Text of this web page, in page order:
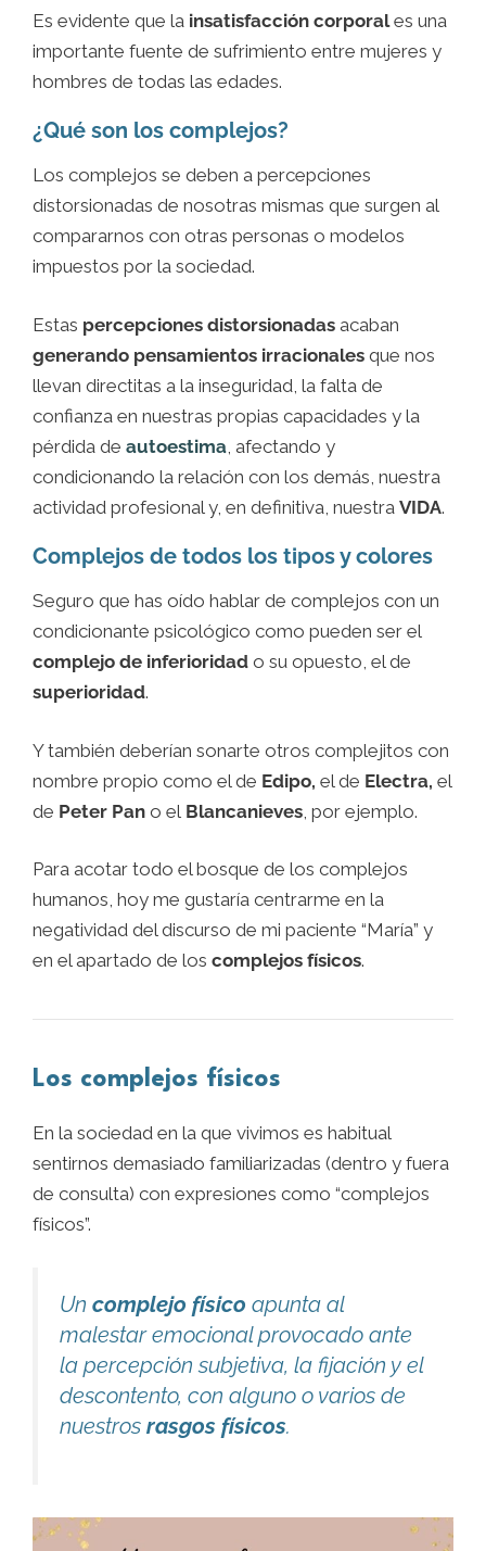
Es evidente que la insatisfacción corporales una
importante fuente de sufrimiento entre mujeres y
hombres de todas las edades.
¿Qué son los complejos?
Los complejos se deben a percepciones
distorsionadas de nosotras mismas que surgen al
compararnos con otras personas o modelos
impuestos por la sociedad.
Estas percepciones distorsionadas acaban
generando pensamientos irracionales que nos
llevan directitas a la inseguridad, la falta de
confianza en nuestras propias capacidades y la
pérdida de autoestima , afectando y
condicionando la relación con los demás, nuestra
actividad profesional y, en definitiva, nuestra VIDA.
Complejos de todos los tipos y colores
Seguro que has oído hablar de complejos con un
condicionante psicológico como pueden ser el
complejo de inferioridad o su opuesto, el de
superioridad.
Y también deberían sonarte otros complejitos con
nombre propio como el de Edipo, el de Electra, el
de Peter Pan o el Blancanieves , por ejemplo.
Para acotar todo el bosque de los complejos
humanos, hoy me gustaría centrarme en la
negatividad del discurso de mi paciente “María” y
en el apartado de los complejos físicos.
Los complejos físicos
En la sociedad en la que vivimos es habitual
sentirnos demasiado familiarizadas (dentro y fuera
de consulta) con expresiones como “complejos
físicos”.
Un complejo físico apunta al
malestar emocional provocado ante
la percepción subjetiva, la fijación y el
descontento, con alguno o varios de
nuestros rasgos físicos.